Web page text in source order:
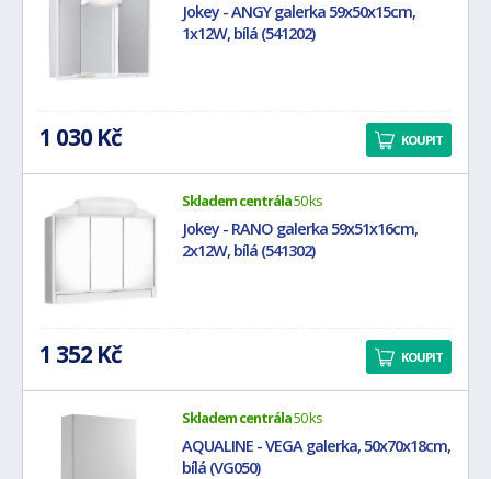
Jokey - ANGY galerka 59x50x15cm,
1x12W, bílá (541202)
1 030 Kč KOUPIT
Skladem centrála50 ks
Jokey - RANO galerka 59x51x16cm,
2x12W, bílá (541302)
1 352 Kč KOUPIT
Skladem centrála50 ks
AQUALINE - VEGA galerka, 50x70x18cm,
bílá (VG050)